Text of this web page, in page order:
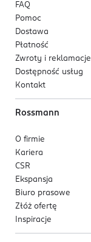
FAQ
Pomoc
Dostawa
Płatność
Zwroty i reklamacje
Dostępność usług
Kontakt
Rossmann
O firmie
Kariera
CSR
Ekspansja
Biuro prasowe
Złóż ofertę
Inspiracje